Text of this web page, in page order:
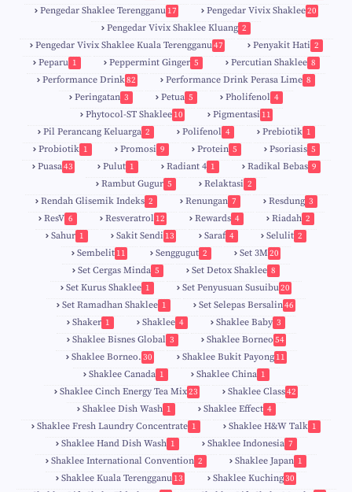
Pengedar Shaklee Terengganu 17 Pengedar Vivix Shaklee20
Pengedar Vivix Shaklee Kluang 2
Pengedar Vivix Shaklee Kuala Terengganu47 Penyakit Hati 2
Peparu 1 Peppermint Ginger 5 Percutian Shaklee 8
Performance Drink82 Performance Drink Perasa Lime 8
Peringatan 3 Petua 5 Pholifenol 4
Phytocol-ST Shaklee 10 Pigmentasi 11
Pil Perancang Keluarga 2 Polifenol 4 Prebiotik 1
Probiotik 1 Promosi 9 Protein 5 Psoriasis 5
Puasa43 Pulut 1 Radiant 4 1 Radikal Bebas 9
Rambut Gugur 5 Relaktasi 2
Rendah Glisemik Indeks 2 Renungan 7 Resdung 3
ResV 6 Resveratrol 12 Rewards 4 Riadah 2
Sahur 1 Sakit Sendi 13 Saraf 4 Selulit 2
Sembelit 11 Senggugut 2 Set 3M20
Set Cergas Minda 5 Set Detox Shaklee 8
Set Kurus Shaklee 1 Set Penyusuan Susuibu20
Set Ramadhan Shaklee 1 Set Selepas Bersalin46
Shaker 1 Shaklee 4 Shaklee Baby 3
Shaklee Bisnes Global 3 Shaklee Borneo 54
Shaklee Borneo. 30 Shaklee Bukit Payong 11
Shaklee Canada 1 Shaklee China 1
Shaklee Cinch Energy Tea Mix23 Shaklee Class42
Shaklee Dish Wash 1 Shaklee Effect 4
Shaklee Fresh Laundry Concentrate 1 Shaklee H&W Talk 1
Shaklee Hand Dish Wash 1 Shaklee Indonesia 7
Shaklee International Convention 2 Shaklee Japan 1
Shaklee Kuala Terengganu 13
Shaklee Kuching30